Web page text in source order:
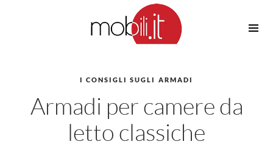
Cucine Design
Cucine Moderne
Cucine Classiche
Cucine Country
Piscine
Casette in Legno
Amaca
I CONSIGLI SUGLI ARMADI
Armadi per camere da
letto classiche